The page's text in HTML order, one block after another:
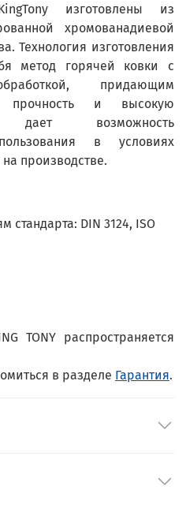
изготовлены из
хромованадиевой
Технология изготовления
метод горячей ковки с
придающим
прочность и высокую
возможность
в условиях
производстве.
стандарта: DIN 3124, ISO
TONY распространяется
в разделе Гарантия.